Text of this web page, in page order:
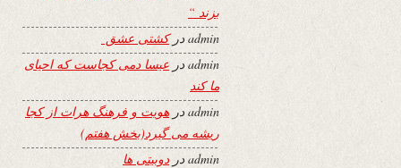
بزند “
adminدرکشتی عشق
adminدر عیسا دمی کجاست که احیای
ما کند
adminدر هویت و فرهنگ هرات از کجا
ریشه می گیرد(بخش هفتم)
adminدردوبیتی ها